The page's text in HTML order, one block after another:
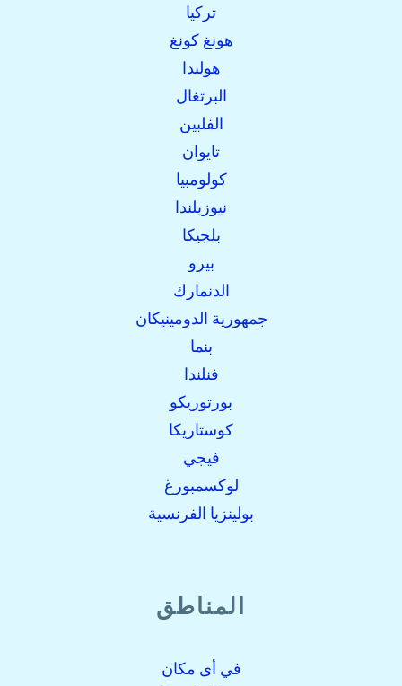
تركيا
هونغ كونغ
هولندا
البرتغال
الفلبين
تايوان
كولومبيا
نيوزيلندا
بلجيكا
بيرو
الدنمارك
جمهورية الدومينيكان
بنما
فنلندا
بورتوريكو
كوستاريكا
فيجي
لوكسمبورغ
بولينزيا الفرنسية
المناطق
في أى مكان